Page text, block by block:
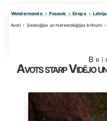
Wondermondo Pasaule Eiropa Latvija
Avoti Ģeoloģijas un meteoroloģijas brīnumi
Avots starp Vidējo